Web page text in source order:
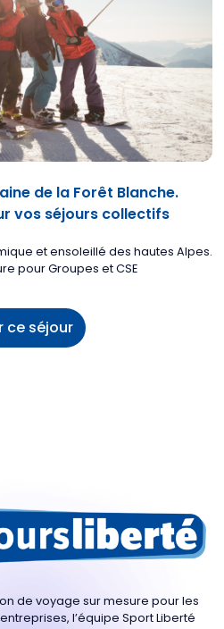
de la Forêt Blanche.
vos séjours collectifs
et ensoleillé des hautes Alpes.
pour Groupes et CSE
ce séjour
de voyage sur mesure pour les
l’équipe Sport Liberté